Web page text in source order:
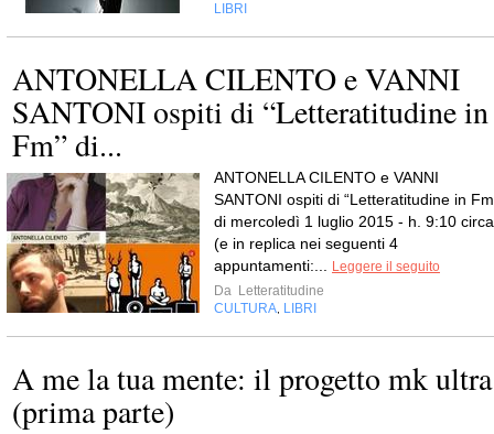
LIBRI
ANTONELLA CILENTO e VANNI
SANTONI ospiti di “Letteratitudine in
Fm” di...
ANTONELLA CILENTO e VANNI
SANTONI ospiti di “Letteratitudine in
di mercoledì 1 luglio 2015 - h. 9:10 circa
(e in replica nei seguenti 4
appuntamenti:...
Leggere il seguito
Da Letteratitudine
CULTURA LIBRI
A me la tua mente: il progetto mk ultra
(prima parte)